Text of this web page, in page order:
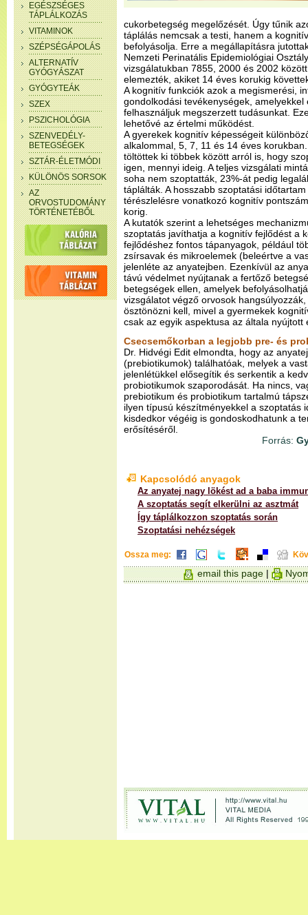
EGÉSZSÉGES
TÁPLÁLKOZÁS
VITAMINOK
SZÉPSÉGÁPOLÁS
ALTERNATÍV
GYÓGYÁSZAT
GYÓGYTEÁK
SZEX
PSZICHOLÓGIA
SZENVEDÉLY-
BETEGSÉGEK
SZTÁR-ÉLETMÓDI
KÜLÖNÖS SORSOK
AZ
ORVOSTUDOMÁNY
TÖRTÉNETÉBŐL
cukorbetegség megelőzését. Úgy tűnik
táplálás nemcsak a testi, hanem a
befolyásolja. Erre a megállapításra
Nemzeti Perinatális Epidemiológiai
vizsgálatukban 7855, 2000 és 2002
elemezték, akiket 14 éves korukig
A kognitív funkciók azok a megismerési,
gondolkodási tevékenységek, amelyekkel
felhasználjuk megszerzett tudásunkat.
lehetővé az értelmi működést.
A gyerekek kognitív képességeit
alkalommal, 5, 7, 11 és 14 éves
töltöttek ki többek között arról is, hogy
igen, mennyi ideig. A teljes vizsgálati
soha nem szoptatták, 23%-át pedig
táplálták. A hosszabb szoptatási
térészlelésre vonatkozó kognitív
korig.
A kutatók szerint a lehetséges
szoptatás javíthatja a kognitív fejlődést a
fejlődéshez fontos tápanyagok, például
zsírsavak és mikroelemek (beleértve a
jelenléte az anyatejben. Ezenkívül az
távú védelmet nyújtanak a fertőző
betegségek ellen, amelyek
vizsgálatot végző orvosok
ösztönözni kell, mivel a gyermekek
csak az egyik aspektusa az általa nyújtott
Csecsemőkorban a legjobb pre- és
Dr. Hidvégi Edit elmondta, hogy az
(prebiotikumok) találhatóak, melyek a
jelenlétükkel elősegítik és serkentik a
probiotikumok szaporodását. Ha nincs,
prebiotikum és probiotikum tartalmú
ilyen típusú készítményekkel a szoptatás
kisdedkor végéig is gondoskodhatunk a
erősítéséről.
Forrás:
Kapcsolódó anyagok
Az anyatej nagy lökést ad a baba
A szoptatás segít elkerülni az asztmát
Így táplálkozzon szoptatás során
Szoptatási nehézségek
Ossza meg:
email this page |